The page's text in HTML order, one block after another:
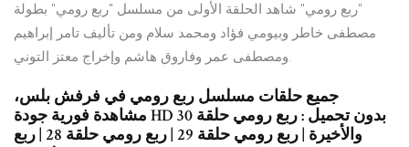
"ربع رومي" شاهد الحلقة الأولى من مسلسل "ربع رومي" بطولة
مصطفى خاطر وبيومي فؤاد ومحمد سلام ومن تأليف تامر إبراهيم
ومصطفى عمر وفاروق هاشم وإخراج معتز التوني.
جميع حلقات مسلسل ربع رومي في فرفش بلس،
مشاهدة فورية جودة HD بدون تحميل : ربع رومي حلقة 30
والأخيرة | ربع رومي حلقة 29 | ربع رومي حلقة 28 | ربع